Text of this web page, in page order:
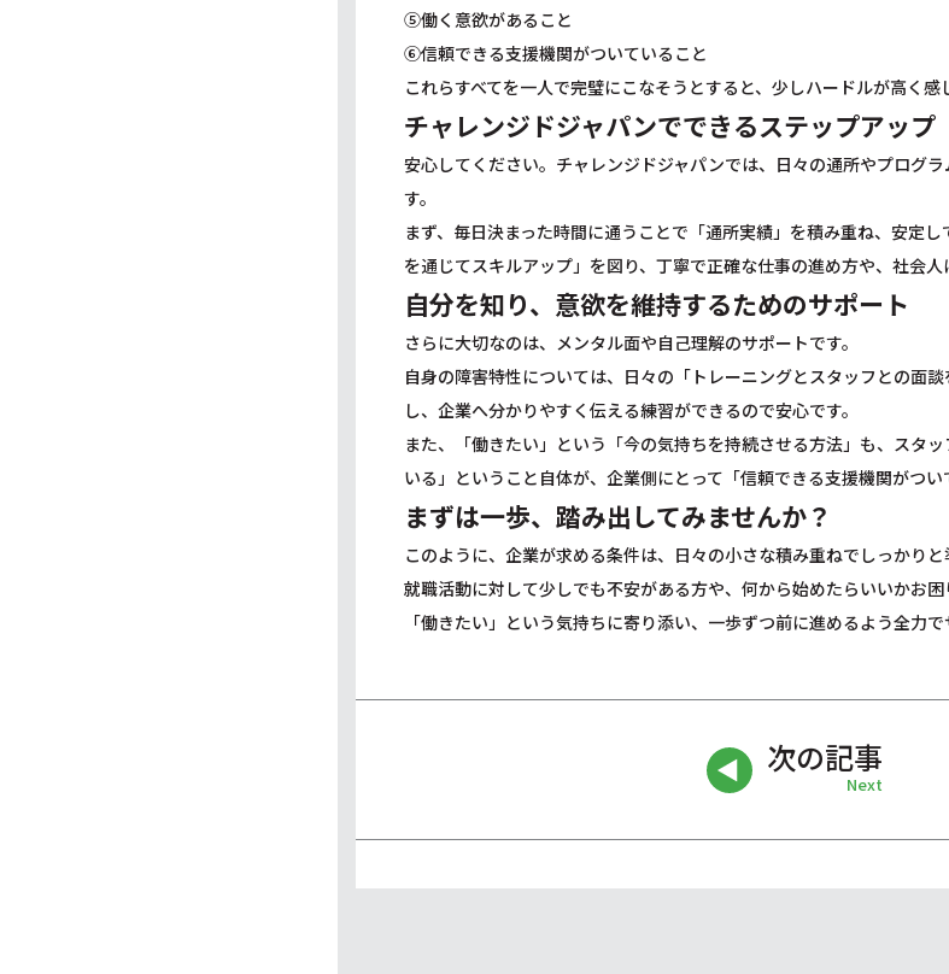
⑤働く意欲があること
⑥信頼できる支援機関がついていること
これらすべてを一人で完璧にこなそうとすると、少しハードルが高く感
チャレンジドジャパンでできるステップアップ
安心してください。チャレンジドジャパンでは、日々の通所やプログ
す。
まず、毎日決まった時間に通うことで「通所実績」を積み重ね、安定
を通じてスキルアップ」を図り、丁寧で正確な仕事の進め方や、社会
自分を知り、意欲を維持するためのサポート
さらに大切なのは、メンタル面や自己理解のサポートです。
自身の障害特性については、日々の「トレーニングとスタッフとの面
し、企業へ分かりやすく伝える練習ができるので安心です。
また、「働きたい」という「今の気持ちを持続させる方法」も、スタ
いる」ということ自体が、企業側にとって「信頼できる支援機関がつい
まずは一歩、踏み出してみませんか？
このように、企業が求める条件は、日々の小さな積み重ねでしっかりと
就職活動に対して少しでも不安がある方や、何から始めたらいいかお
「働きたい」という気持ちに寄り添い、一歩ずつ前に進めるよう全力
次の記事
Next